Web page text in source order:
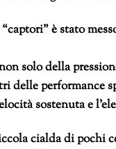
è stato
solo della
delle performance
sostenuta e
cialda di pochi